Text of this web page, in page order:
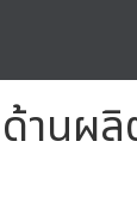
ด้าน